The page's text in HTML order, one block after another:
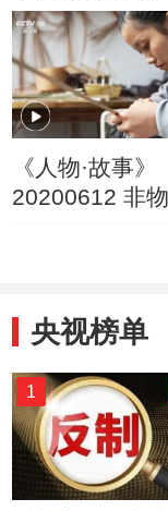
《人物·故事》
20200612 非
央视榜单
1